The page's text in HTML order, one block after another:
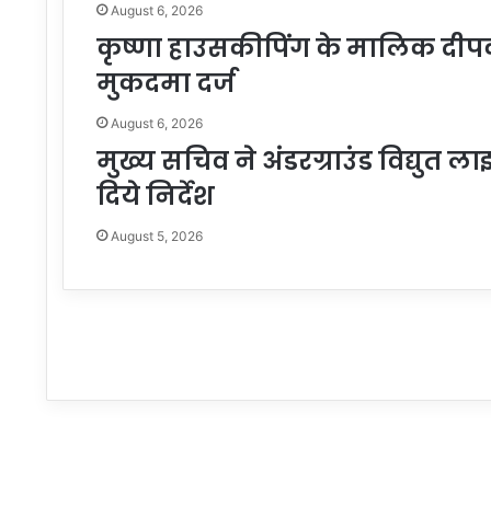
August 6, 2026
कृष्णा हाउसकीपिंग के मालिक
मुकदमा दर्ज
August 6, 2026
मुख्य सचिव ने अंडरग्राउंड विद्युत
दिये निर्देश
August 5, 2026